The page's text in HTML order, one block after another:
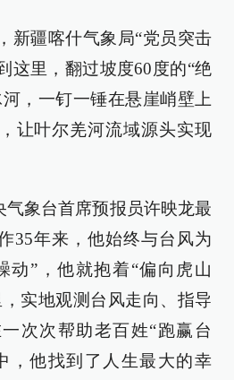
新疆喀什气象局“党员突击
这里，翻过坡度60度的“绝
，一钉一锤在悬崖峭壁上
让叶尔羌河流域源头实现
气象台首席预报员许映龙最
35年来，他始终与台风为
动”，他就抱着“偏向虎山
实地观测台风走向、指导
次次帮助老百姓“跑赢台
，他找到了人生最大的幸